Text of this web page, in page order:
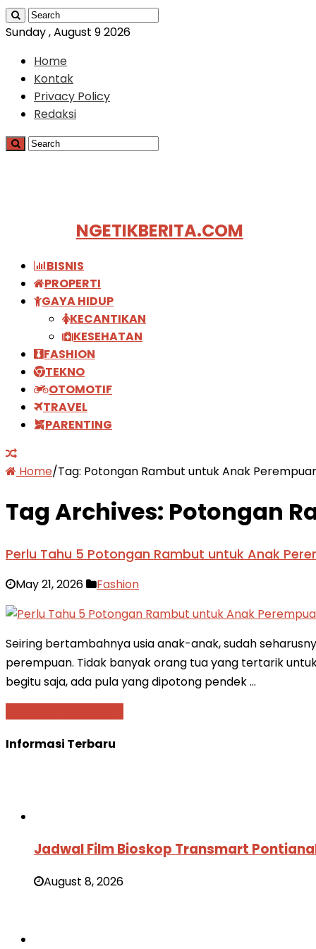
Sunday , August 9 2026
Home
Kontak
Privacy Policy
Redaksi
NGETIKBERITA.COM
BISNIS
PROPERTI
GAYA HIDUP
KECANTIKAN
KESEHATAN
FASHION
TEKNO
OTOMOTIF
TRAVEL
PARENTING
Home/Tag: Potongan Rambut untuk Anak
Tag Archives: Potongan
Perlu Tahu 5 Potongan Rambut untuk Anak
May 21, 2026 Fashion
Seiring bertambahnya usia anak-anak, sudah
perempuan. Tidak banyak orang tua yang tertarik
begitu saja, ada pula yang dipotong pendek …
Informasi Terbaru
Jadwal Film Bioskop Transmart
August 8, 2026